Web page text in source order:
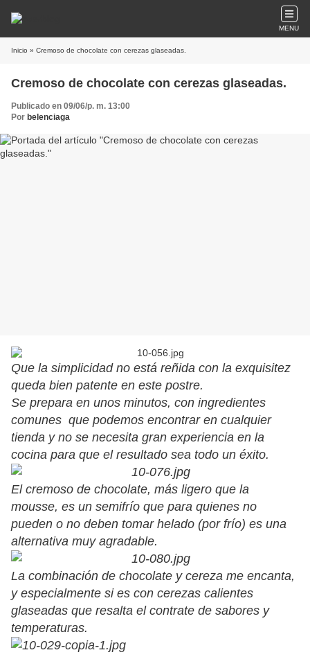
MENU
Inicio » Cremoso de chocolate con cerezas glaseadas.
Cremoso de chocolate con cerezas glaseadas.
Publicado en 09/06/p. m. 13:00
Por belenciaga
Que la simplicidad no está reñida con la exquisitez
queda bien patente en este postre.
Se prepara en unos minutos, con ingredientes
comunes que podemos encontrar en cualquier
tienda y no se necesita gran experiencia en la
cocina para que el resultado sea todo un éxito.
El cremoso de chocolate, más ligero que la
mousse, es un semifrío que para quienes no
pueden o no deben tomar helado (por frío) es una
alternativa muy agradable.
La combinación de chocolate y cereza me encanta,
y especialmente si es con cerezas calientes
glaseadas que resalta el contrate de sabores y
temperaturas.